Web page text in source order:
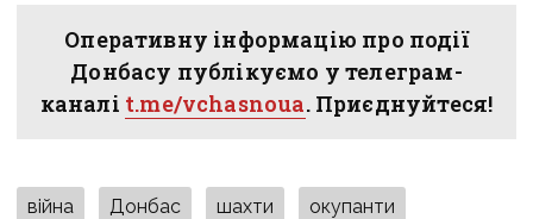
Оперативну інформацію про події
Донбасу публікуємо у телеграм-
каналі t.me/vchasnoua. Приєднуйтеся!
війна Донбас шахти окупанти